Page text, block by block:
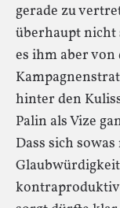
gerade zu
überhaupt nicht
es ihm aber
hinter den
Palin als Vize
Dass sich